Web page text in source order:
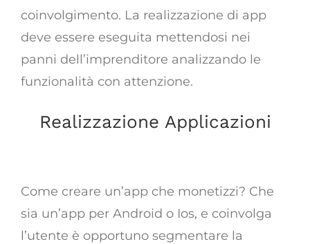
coinvolgimento. La realizzazione di app
deve essere eseguita mettendosi nei
panni dell’imprenditore analizzando le
funzionalità con attenzione.
Realizzazione Applicazioni
Come creare un’app che monetizzi? Che
sia un’app per Android o Ios, e coinvolga
l’utente è opportuno segmentare la